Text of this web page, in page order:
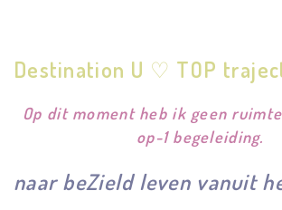
Destination U ♡ TOP
Op dit moment heb ik geen
op-1 begeleiding.
naar beZield leven vanuit